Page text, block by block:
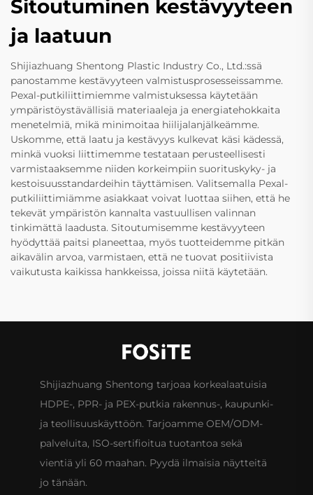
Sitoutuminen kestävyyteen
ja laatuun
Shijiazhuang Shentong Plastic Industry Co., Ltd.:ssä
panostamme kestävyyteen valmistusprosesseissamme.
Pexal-putkiliittimiemme valmistuksessa käytetään
ympäristöystävällisiä materiaaleja ja energiatehokkaita
menetelmiä, mikä minimoitaa hiilijalanjälkeämme.
Uskomme, että laatu ja kestävyys kulkevat käsi kädessä,
minkä vuoksi liittimemme testataan perusteellisesti
varmistaaksemme niiden korkeimpiin suorituskyky- ja
kestoisuusstandardeihin täyttämisen. Valitsemalla Pexal-
putkiliittimiämme asiakkaat voivat luottaa siihen, että he
tekevät ympäristön kannalta vastuullisen valinnan
tinkimättä laadusta. Sitoutumisemme kestävyyteen
hyödyttää paitsi planeettaa, myös tuotteidemme pitkän
aikavälin arvoa, varmistaen, että ne tuovat positiivista
vaikutusta kaikissa hankkeissa, joissa niitä käytetään.
Shijiazhuang Shentong tarjoaa korkealaatuisia
HDPE-, PPR- ja PEX-putkia rakennus-, kaupunki-
ja teollisuuskäyttöön. Tarjoamme OEM/ODM-
palveluita, ISO-sertifioitua tuotantoa sekä
vientiä yli 60 maahan. Pyydä ilmaisia näytteitä
jo tänään.